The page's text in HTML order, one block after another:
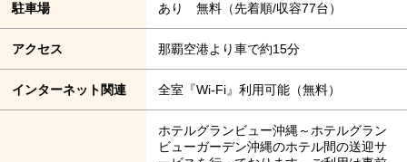
駐車場 あり 無料（先着順/収容77台）
アクセス 那覇空港より車で約15分
インターネット関連 全室『Wi-Fi』利用可能（無料）
ホテルグランビュー沖縄～ホテルグラン
ビューガーデン沖縄のホテル間の送迎サ